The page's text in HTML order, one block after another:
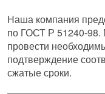
Наша компания
по ГОСТ Р 51240-
провести
подтверждение
сжатые сроки.